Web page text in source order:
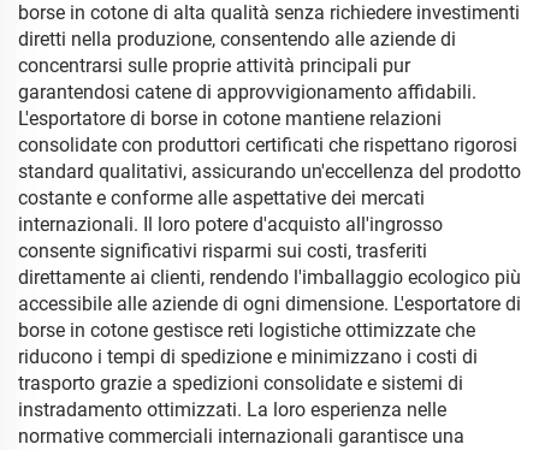
borse in cotone di alta qualità senza richiedere investimenti
diretti nella produzione, consentendo alle aziende di
concentrarsi sulle proprie attività principali pur
garantendosi catene di approvvigionamento affidabili.
L'esportatore di borse in cotone mantiene relazioni
consolidate con produttori certificati che rispettano rigorosi
standard qualitativi, assicurando un'eccellenza del prodotto
costante e conforme alle aspettative dei mercati
internazionali. Il loro potere d'acquisto all'ingrosso
consente significativi risparmi sui costi, trasferiti
direttamente ai clienti, rendendo l'imballaggio ecologico più
accessibile alle aziende di ogni dimensione. L'esportatore di
borse in cotone gestisce reti logistiche ottimizzate che
riducono i tempi di spedizione e minimizzano i costi di
trasporto grazie a spedizioni consolidate e sistemi di
instradamento ottimizzati. La loro esperienza nelle
normative commerciali internazionali garantisce una